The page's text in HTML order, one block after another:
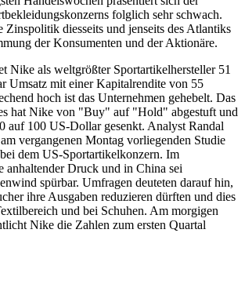
folglich sehr schwach.
diesseits und jenseits des Atlantiks
der Konsumenten und der Aktionäre.
Nike als weltgrößter Sportartikelhersteller 51
Umsatz mit einer Kapitalrendite von 55
hoch ist das Unternehmen gehebelt. Das
hat Nike von "Buy" auf "Hold" abgestuft und
auf 100 US-Dollar gesenkt. Analyst Randal
vergangenen Montag vorliegenden Studie
dem US-Sportartikelkonzern. Im
anhaltender Druck und in China sei
spürbar. Umfragen deuteten darauf hin,
ihre Ausgaben reduzieren dürften und dies
und bei Schuhen. Am morgigen
Nike die Zahlen zum ersten Quartal